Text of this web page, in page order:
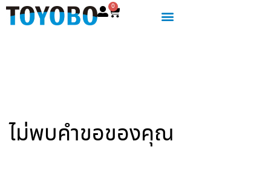
0
ไม่พบคำขอของคุณ